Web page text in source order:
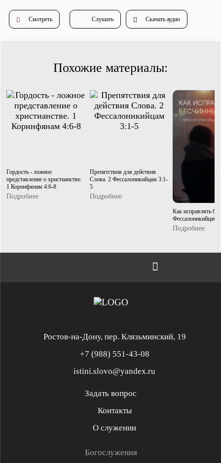
Библейская школа.
Душепопечение
Служение «Слово Истины»
Служение «Слово Истины»
Смотреть Слушать Скачать аудио
Похожие материалы:
Гордость - ложное
представление о христианстве.
1 Коринфянам 4:6-8
Подробнее
Препятствия для действия
Слова. 2 Фессалоникийцам 3:1-
5
Подробнее
Как исправлять
Фессалоникийцам
Подробнее
Служение «Слово Истины»
Служение «Слово Истины»
Ростов-на-Дону, пер. Клязьминский, 19
+7 (988) 551-43-08
istini.slovo@yandex.ru
Задать вопрос
Контакты
О служении
Богослужения